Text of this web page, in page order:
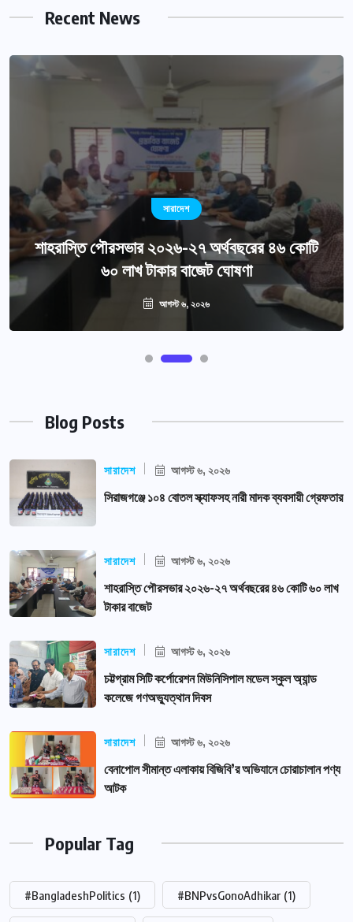
Recent News
সারাদেশ
শাহরাস্তি পৌরসভার ২০২৬-২৭ অর্থবছরের ৪৬ কোটি
৬০ লাখ টাকার বাজেট ঘোষণা
আগস্ট ৬, ২০২৬
Blog Posts
সারাদেশ আগস্ট ৬, ২০২৬
সিরাজগঞ্জে ১০৪ বোতল স্ক্যাফসহ নারী মাদক ব্যবসায়ী গ্রেফতার
সারাদেশ আগস্ট ৬, ২০২৬
শাহরাস্তি পৌরসভার ২০২৬-২৭ অর্থবছরের ৪৬ কোটি ৬০ লাখ
টাকার বাজেট
সারাদেশ আগস্ট ৬, ২০২৬
চট্টগ্রাম সিটি কর্পোরেশন মিউনিসিপাল মডেল স্কুল অ্যান্ড
কলেজে গণঅভ্যুত্থান দিবস
সারাদেশ আগস্ট ৬, ২০২৬
বেনাপোল সীমান্ত এলাকায় বিজিবি’র অভিযানে চোরাচালান পণ্য
আটক
Popular Tag
#BangladeshPolitics (1) #BNPvsGonoAdhikar (1)